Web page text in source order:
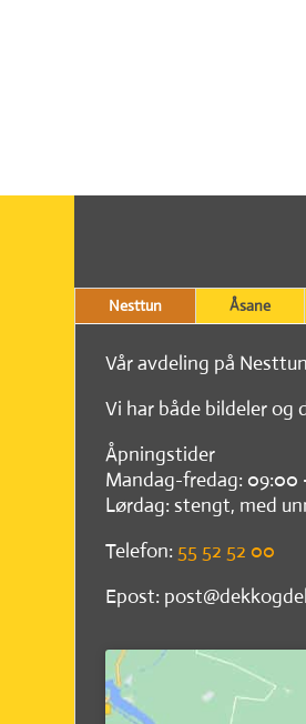
Nesttun Åsane
Vår avdeling på
Vi har både bildeler og
Åpningstider
Mandag-fredag: 09:00
Lørdag: stengt, med
Telefon: 55 52 52 00
Epost: